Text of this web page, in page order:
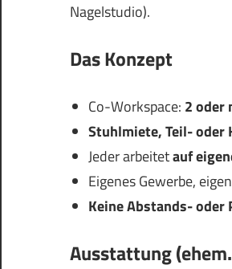
Nagelstudio).
Das Konzept
Co-Workspace: 2 oder
Stuhlmiete, Teil-
Jeder arbeitetauf
Eigenes Gewerbe,
Keine Abstands-
Ausstattung